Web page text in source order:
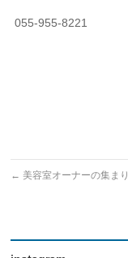
055-955-8221
← 美容室オーナーの集まり